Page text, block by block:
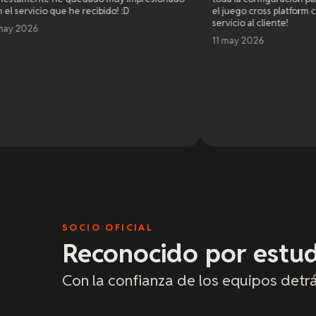
:D
el juego cross platform con mis amigos. ¡Gran
SOCIO OFICIAL
Reconocido por
Con la confianza de los equipos